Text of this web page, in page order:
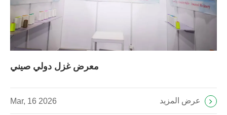
معرض غزل دولي صيني
Mar, 16 2026 عرض المزيد